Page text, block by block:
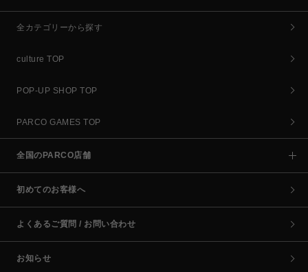
全カテゴリーから探す
culture TOP
POP-UP SHOP TOP
PARCO GAMES TOP
全国のPARCO店舗
初めてのお客様へ
よくあるご質問 / お問い合わせ
お知らせ